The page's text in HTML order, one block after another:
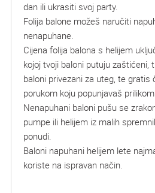
dan ili ukrasiti svoj party.
Folija balone možeš naručiti
nenapuhane.
Cijena folija balona s helijem
kojoj tvoji baloni putuju zaštićeni,
baloni privezani za uteg, te
porukom koju popunjavaš
Nenapuhani baloni pušu se
pumpe ili helijem iz malih
ponudi.
Baloni napuhani helijem lete
koriste na ispravan način.